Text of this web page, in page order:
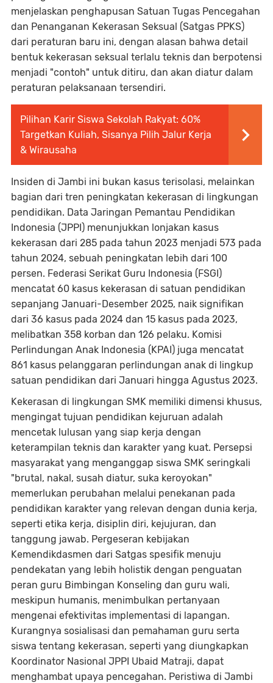
menjelaskan penghapusan Satuan Tugas Pencegahan
dan Penanganan Kekerasan Seksual (Satgas PPKS)
dari peraturan baru ini, dengan alasan bahwa detail
bentuk kekerasan seksual terlalu teknis dan berpotensi
menjadi "contoh" untuk ditiru, dan akan diatur dalam
peraturan pelaksanaan tersendiri.
Pilihan Karir Siswa Sekolah Rakyat: 60%
Targetkan Kuliah, Sisanya Pilih Jalur Kerja
& Wirausaha
Insiden di Jambi ini bukan kasus terisolasi, melainkan
bagian dari tren peningkatan kekerasan di lingkungan
pendidikan. Data Jaringan Pemantau Pendidikan
Indonesia (JPPI) menunjukkan lonjakan kasus
kekerasan dari 285 pada tahun 2023 menjadi 573 pada
tahun 2024, sebuah peningkatan lebih dari 100
persen. Federasi Serikat Guru Indonesia (FSGI)
mencatat 60 kasus kekerasan di satuan pendidikan
sepanjang Januari-Desember 2025, naik signifikan
dari 36 kasus pada 2024 dan 15 kasus pada 2023,
melibatkan 358 korban dan 126 pelaku. Komisi
Perlindungan Anak Indonesia (KPAI) juga mencatat
861 kasus pelanggaran perlindungan anak di lingkup
satuan pendidikan dari Januari hingga Agustus 2023.
Kekerasan di lingkungan SMK memiliki dimensi khusus,
mengingat tujuan pendidikan kejuruan adalah
mencetak lulusan yang siap kerja dengan
keterampilan teknis dan karakter yang kuat. Persepsi
masyarakat yang menganggap siswa SMK seringkali
"brutal, nakal, susah diatur, suka keroyokan"
memerlukan perubahan melalui penekanan pada
pendidikan karakter yang relevan dengan dunia kerja,
seperti etika kerja, disiplin diri, kejujuran, dan
tanggung jawab. Pergeseran kebijakan
Kemendikdasmen dari Satgas spesifik menuju
pendekatan yang lebih holistik dengan penguatan
peran guru Bimbingan Konseling dan guru wali,
meskipun humanis, menimbulkan pertanyaan
mengenai efektivitas implementasi di lapangan.
Kurangnya sosialisasi dan pemahaman guru serta
siswa tentang kekerasan, seperti yang diungkapkan
Koordinator Nasional JPPI Ubaid Matraji, dapat
menghambat upaya pencegahan. Peristiwa di Jambi